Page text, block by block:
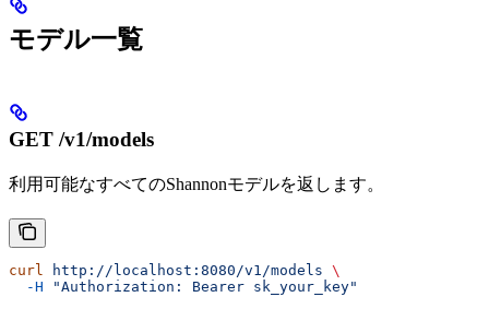
モデル一覧
GET /v1/models
利用可能なすべてのShannonモデルを返します。
curl http://localhost:8080/v1/models \
  -H
"Authorization: Bearer sk_your_key"